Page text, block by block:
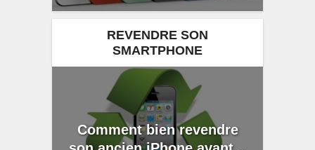
REVENDRE SON
SMARTPHONE
Comment bien revendre